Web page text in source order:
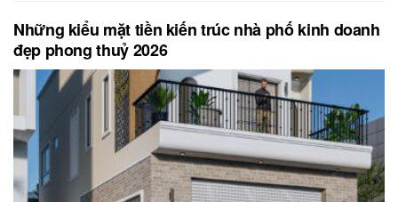
Những kiểu mặt tiền kiến trúc nhà phố kinh doanh
đẹp phong thuỷ 2026